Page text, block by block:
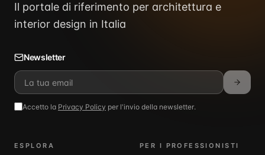
Il portale di riferimento per architettura e
interior design in Italia
Newsletter
Accetto la Privacy Policy per l'invio della newsletter.
ESPLORA PER I PROFESSIONISTI